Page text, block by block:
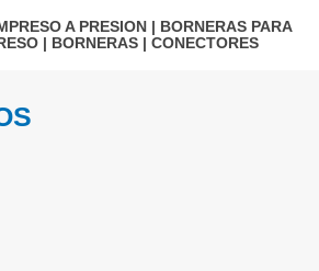
A PRESION| BORNERAS PARA
| BORNERAS| CONECTORES